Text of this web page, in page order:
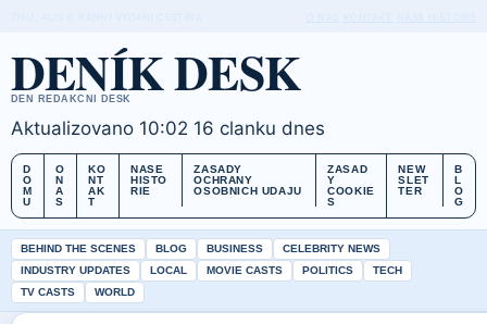
DENÍK DESK
DEN REDAKCNI DESK
Aktualizovano 10:02 16 clanku dnes
D
O
M
U
O
N
A
S
KO
NT
AK
T
NASE
HISTO
RIE
ZASADY
OCHRANY
OSOBNICH UDAJU
ZASAD
Y
COOKIE
S
NEW
SLET
TER
B
L
O
G
BEHIND THE SCENES BLOG BUSINESS
CELEBRITY NEWS
INDUSTRY UPDATES
LOCAL MOVIE CASTS POLITICS
TECH
TV CASTS
WORLD